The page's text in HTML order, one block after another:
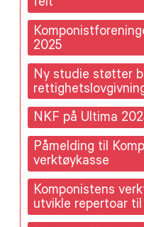
felt
2025
Ny studie støtter
NKF på Ultima
Påmelding til
verktøykasse
Komponistens
utvikle repertoar til